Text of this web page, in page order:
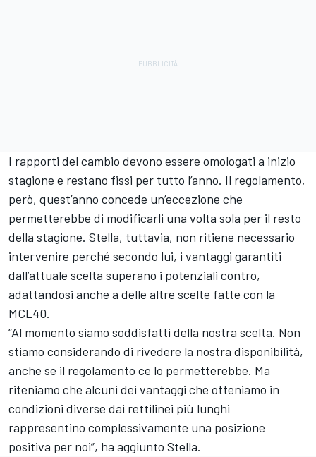
I rapporti del cambio devono essere omologati a inizio
stagione e restano fissi per tutto l’anno. Il regolamento,
però, quest’anno concede un’eccezione che
permetterebbe di modificarli una volta sola per il resto
della stagione. Stella, tuttavia, non ritiene necessario
intervenire perché secondo lui, i vantaggi garantiti
dall’attuale scelta superano i potenziali contro,
adattandosi anche a delle altre scelte fatte con la
MCL40.
“Al momento siamo soddisfatti della nostra scelta. Non
stiamo considerando di rivedere la nostra disponibilità,
anche se il regolamento ce lo permetterebbe. Ma
riteniamo che alcuni dei vantaggi che otteniamo in
condizioni diverse dai rettilinei più lunghi
rappresentino complessivamente una posizione
positiva per noi”, ha aggiunto Stella.